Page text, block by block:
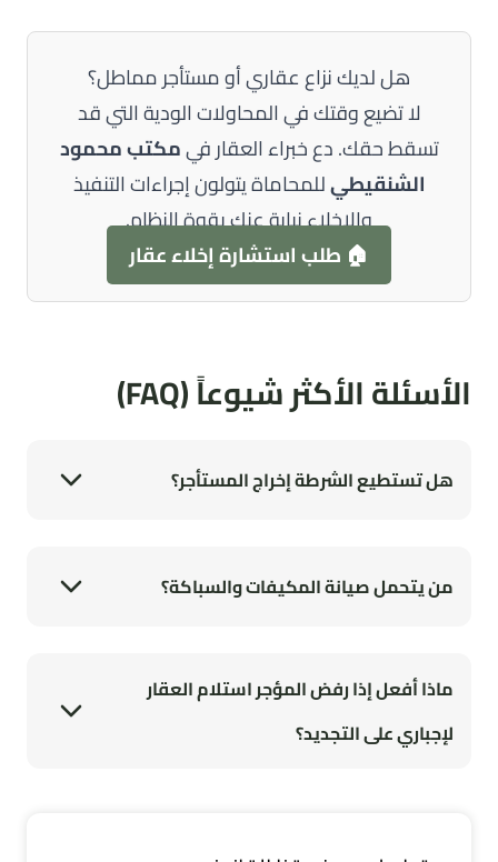
هل لديك نزاع عقاري أو مستأجر مماطل؟
لا تضيع وقتك في المحاولات الودية التي قد
تسقط حقك. دع خبراء العقار فيمكتب محمود
الشنقيطيللمحاماة يتولون إجراءات التنفيذ
والإخلاء نيابة عنك بقوة النظام.
🏠 طلب استشارة إخلاء عقار
الأسئلة الأكثر شيوعاً (FAQ)
هل تستطيع الشرطة إخراج المستأجر؟
الموثق.
من يتحمل صيانة المكيفات والسباكة؟
كمبروسر المكيف، الخرير في السقف) فهي على المؤجر.
ماذا أفعل إذا رفض المؤجر استلام العقار
لإجباري على التجديد؟